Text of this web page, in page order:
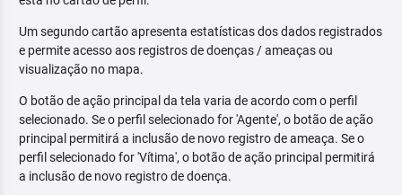
Um segundo cartão apresenta estatísticas dos dados registrados
e permite acesso aos registros de doenças / ameaças ou
visualização no mapa.
O botão de ação principal da tela varia de acordo com o perfil
selecionado. Se o perfil selecionado for 'Agente', o botão de ação
principal permitirá a inclusão de novo registro de ameaça. Se o
perfil selecionado for 'Vítima', o botão de ação principal permitirá
a inclusão de novo registro de doença.